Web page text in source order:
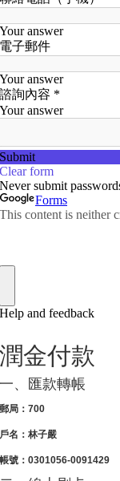
潤金付款
一、匯款轉帳
郵局：700
戶名：林子嚴
帳號：0301056-0091429